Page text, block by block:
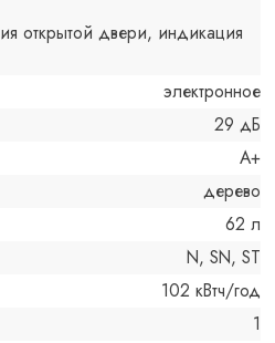
открытой двери, индикация
электронное
29 дБ
A+
дерево
62 л
N, SN, ST
102 кВтч/год
1